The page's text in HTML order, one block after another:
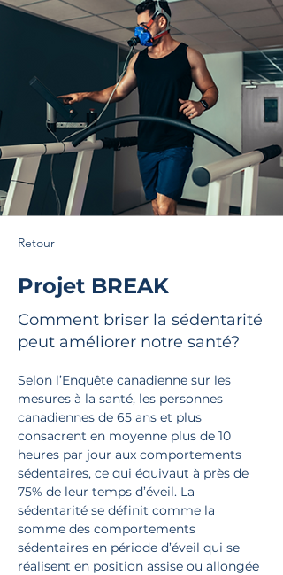
Retour
Projet BREAK
Comment briser la sédentarité
peut améliorer notre santé?
Selon l’Enquête canadienne sur les
mesures à la santé, les personnes
canadiennes de 65 ans et plus
consacrent en moyenne plus de 10
heures par jour aux comportements
sédentaires, ce qui équivaut à près de
75% de leur temps d’éveil. La
sédentarité se définit comme la
somme des comportements
sédentaires en période d’éveil qui se
réalisent en position assise ou allongée